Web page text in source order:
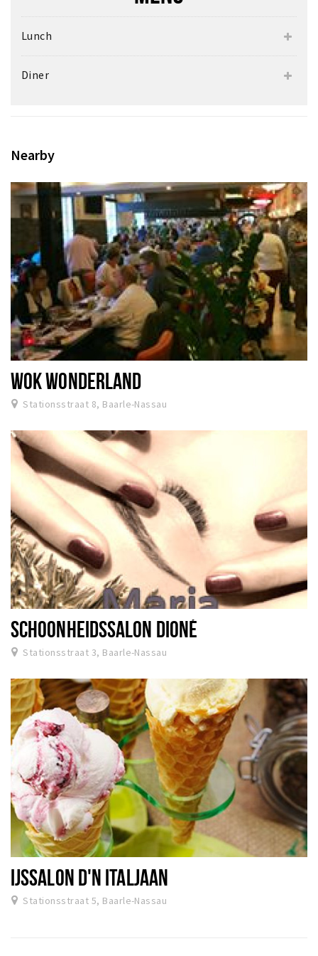
Lunch
Diner
Nearby
WOK WONDERLAND
Stationsstraat 8, Baarle-Nassau
SCHOONHEIDSSALON DIONÉ
Stationsstraat 3, Baarle-Nassau
IJSSALON D'N ITALJAAN
Stationsstraat 5, Baarle-Nassau